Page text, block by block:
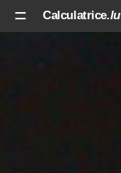
Calculatrice.lu